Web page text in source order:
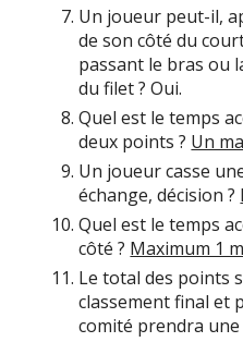
Un joueur peut-il,
de son côté du
passant le bras ou
du filet ? Oui.
Quel est le temps
deux points ? Un
Un joueur casse
échange, décision ?
Quel est le temps
côté ? Maximum 1
Le total des points
classement final et
comité prendra une